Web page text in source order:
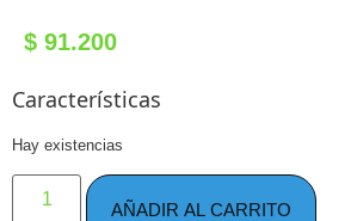
$ 91.200
Características
Hay existencias
AÑADIR AL CARRITO